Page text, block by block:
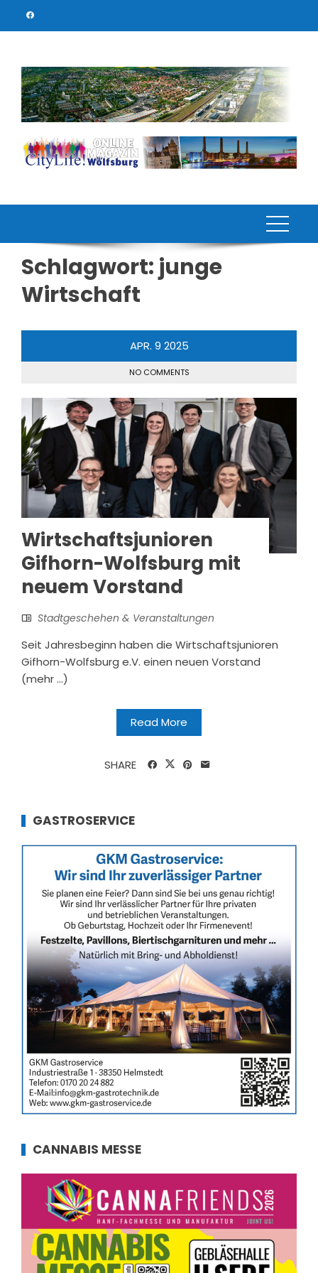
Schlagwort: junge
Wirtschaft
APR. 9 2025
NO COMMENTS
Wirtschaftsjunioren
Gifhorn-Wolfsburg mit
neuem Vorstand
Stadtgeschehen & Veranstaltungen
Seit Jahresbeginn haben die Wirtschaftsjunioren
Gifhorn-Wolfsburg e.V. einen neuen Vorstand
(mehr …)
Read More
SHARE
GASTROSERVICE
CANNABIS MESSE